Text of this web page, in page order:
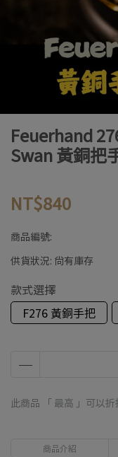
Feuerhand
Swan 黃銅把
NT$840
商品編號:
供貨狀況: 尚有庫存
款式選擇
F276 黃銅手把
此商品 「 最高 」可以
商品介紹